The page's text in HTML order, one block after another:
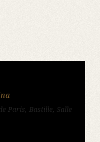
Paris, Bastille, Salle